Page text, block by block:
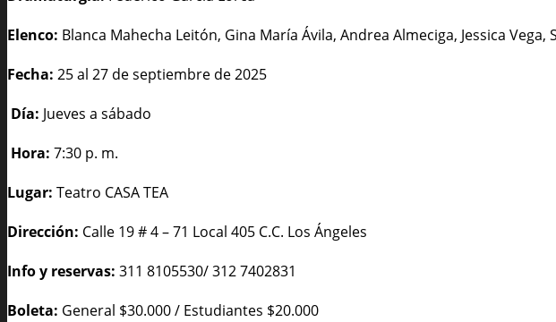
Elenco: Blanca Mahecha Leitón, Gina María Ávila, Andrea Almeciga, Jessica
Fecha: 25 al 27 de septiembre de 2025
Día: Jueves a sábado
Hora: 7:30 p. m.
Lugar: Teatro CASA TEA
Dirección: Calle 19 # 4 – 71 Local 405 C.C. Los Ángeles
Info y reservas: 311 8105530/ 312 7402831
Boleta: General $30.000 / Estudiantes $20.000